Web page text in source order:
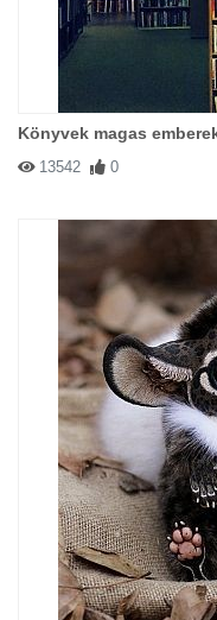
Könyvek magas
13542 0